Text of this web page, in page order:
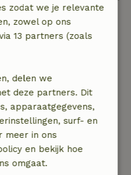
dagen
na bevestiging van
meer dan 28
boeking met aanvang
annuleren binnen 24
zodat we je relevante
zowel op ons
13 partners (zoals
delen we
deze partners. Dit
apparaatgegevens,
surf- en
meer in ons
en bekijk hoe
omgaat.